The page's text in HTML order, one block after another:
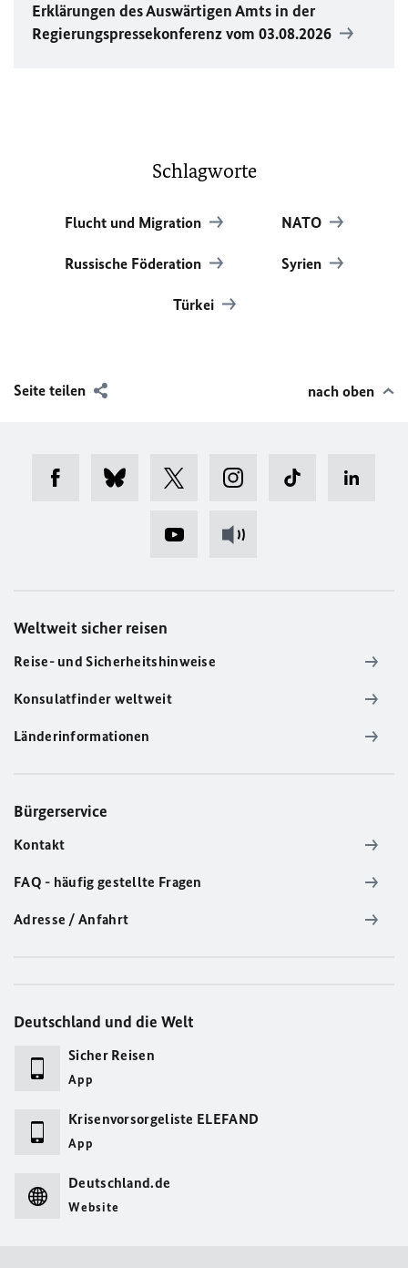
Erklärungen des Auswärtigen Amts in der
Regierungspressekonferenz vom 03.08.2026
Schlagworte
Flucht und Migration NATO
Russische Föderation Syrien
Türkei
Seite teilen nach oben
Weltweit sicher reisen
Reise- und Sicherheitshinweise
Konsulatfinder weltweit
Länderinformationen
Bürgerservice
Kontakt
FAQ - häufig gestellte Fragen
Adresse / Anfahrt
Deutschland und die Welt
Sicher Reisen
App
Krisenvorsorgeliste ELEFAND
App
Deutschland.de
Website